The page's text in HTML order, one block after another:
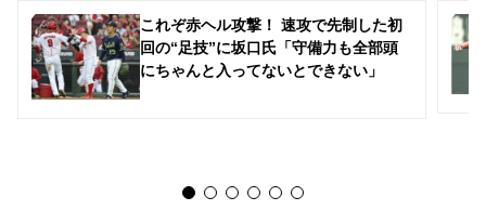
これぞ赤ヘル攻撃！ 速攻で先制した初
回の“足技”に坂口氏「守備力も全部頭
にちゃんと入ってないとできない」